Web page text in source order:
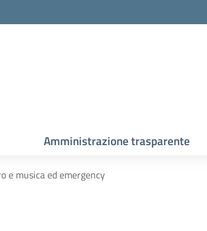
Amministrazione trasparente
e musica ed emergency